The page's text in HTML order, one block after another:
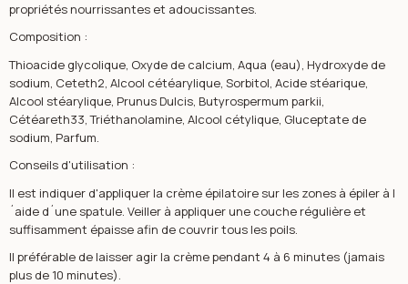
propriétés nourrissantes et adoucissantes.
Composition :
Thioacide glycolique, Oxyde de calcium, Aqua (eau), Hydroxyde de
sodium, Ceteth2, Alcool cétéarylique, Sorbitol, Acide stéarique,
Alcool stéarylique, Prunus Dulcis, Butyrospermum parkii,
Cétéareth33, Triéthanolamine, Alcool cétylique, Gluceptate de
sodium, Parfum.
Conseils d'utilisation :
Il est indiquer d'appliquer la crème épilatoire sur les zones à épiler à l
´aide d´une spatule. Veiller à appliquer une couche régulière et
suffisamment épaisse afin de couvrir tous les poils.
Il préférable de laisser agir la crème pendant 4 à 6 minutes (jamais
plus de 10 minutes).